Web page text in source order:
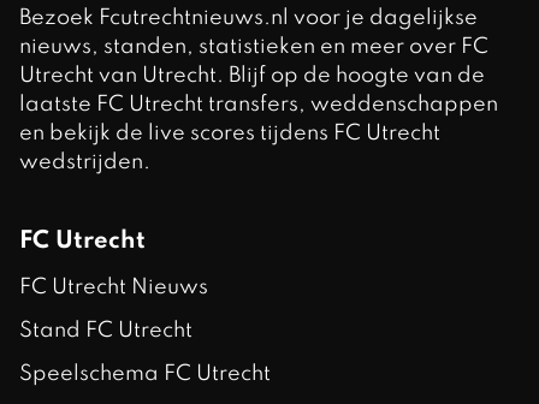
Bezoek Fcutrechtnieuws.nl voor je dagelijkse
nieuws, standen, statistieken en meer over FC
Utrecht van Utrecht. Blijf op de hoogte van de
laatste FC Utrecht transfers, weddenschappen
en bekijk de live scores tijdens FC Utrecht
wedstrijden.
FC Utrecht
FC Utrecht Nieuws
Stand FC Utrecht
Speelschema FC Utrecht